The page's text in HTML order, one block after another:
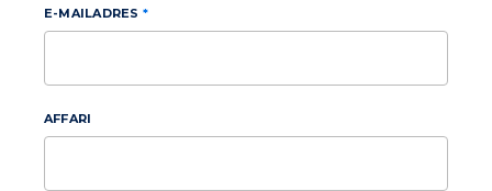
E-MAILADRES
AFFARI